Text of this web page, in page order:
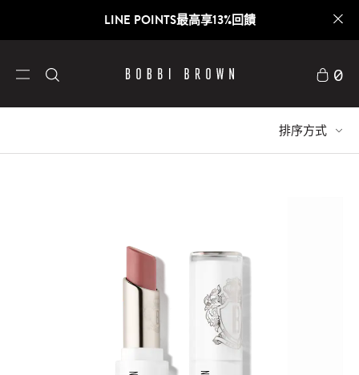
LINE POINTS最高享13%回饋
0
排序方式